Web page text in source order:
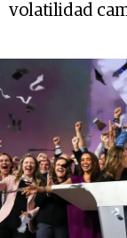
volatilidad